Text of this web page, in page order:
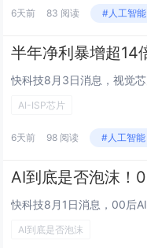
6天前 83 阅读 #人工智能
AI-ISP芯片
6天前 98 阅读 #人工智能
AI到底是否泡沫